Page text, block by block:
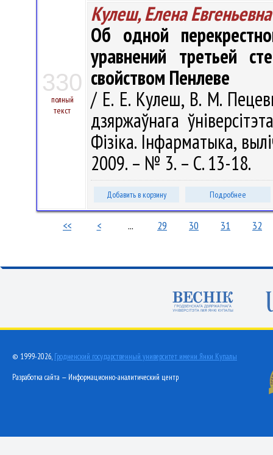
330
полный
текст
Кулеш, Елена Евгеньевна
Об одной
уравнений третьей
свойством Пенлеве
/ Е. Е. Кулеш, В. М.
дзяржаўнага
Фізіка. Інфарматыка,
2009. – № 3. – С. 13-18.
Добавить в корзину Подробнее
<< < ... 29 30 31 32
© 1999-2026, Гродненский государственный университет имени Янки Купалы
Разработка сайта — Информационно-аналитический центр